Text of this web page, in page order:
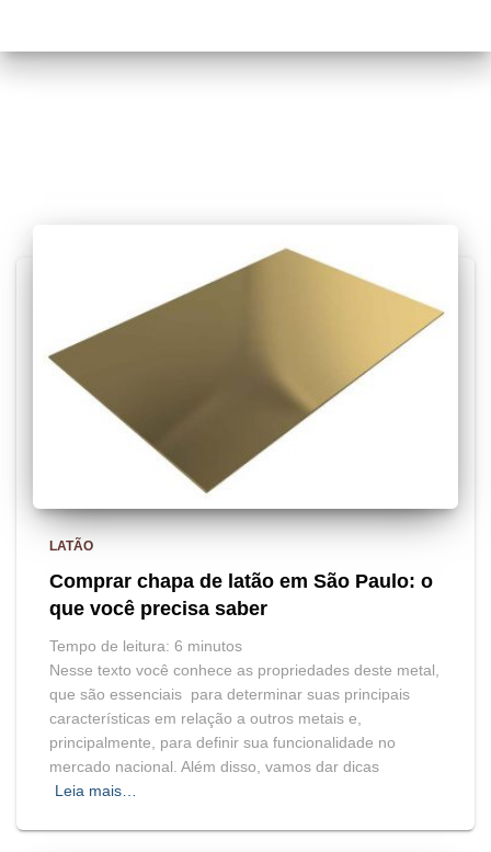
LATÃO
Comprar chapa de latão em São Paulo: o
que você precisa saber
Tempo de leitura: 6 minutos
Nesse texto você conhece as propriedades deste metal,
que são essenciais para determinar suas principais
características em relação a outros metais e,
principalmente, para definir sua funcionalidade no
mercado nacional. Além disso, vamos dar dicas
Leia mais…